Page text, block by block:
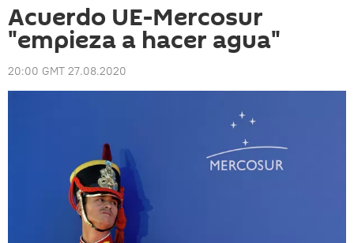
Acuerdo UE-Mercosur
"empieza a hacer agua"
20:00 GMT 27.08.2020